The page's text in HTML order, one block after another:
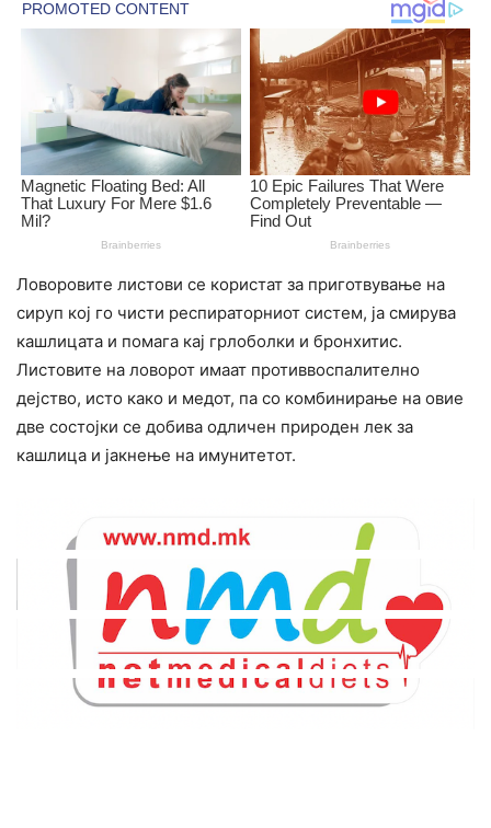
Ловоровите листови се користат за приготвување на
сируп кој го чисти респираторниот систем, ја смиpyва
кашлицата и помага кај грлоболки и бронхитис.
Листовите на ловорот имаат противвоспалително
дејство, исто како и медот, па со комбинирање на овие
две состојки се добива одличен природен лек за
кашлица и јакнење на имунитетот.